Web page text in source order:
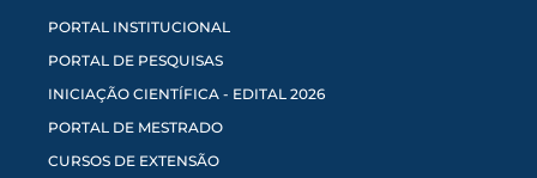
PORTAL INSTITUCIONAL
PORTAL DE PESQUISAS
INICIAÇÃO CIENTÍFICA - EDITAL 2026
PORTAL DE MESTRADO
CURSOS DE EXTENSÃO